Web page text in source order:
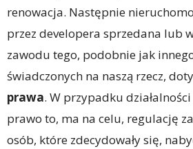
renowacja. Następnie
przez developera sprzedana lub
zawodu tego, podobnie jak
świadczonych na naszą rzecz,
prawa. W przypadku
prawo to, ma na celu, regulację
osób, które zdecydowały się,